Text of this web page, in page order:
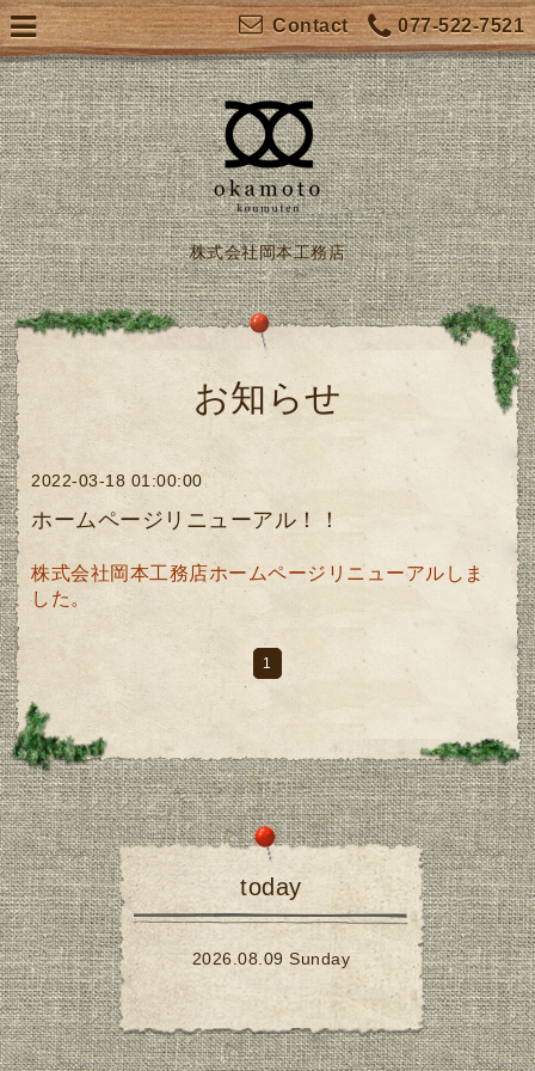
077-522-7521
Contact
株式会社岡本工務店
お知らせ
2022-03-18 01:00:00
ホームページリニューアル！！
株式会社岡本工務店ホームページ リニューアルしま
した。
1
today
2026.08.09 Sunday